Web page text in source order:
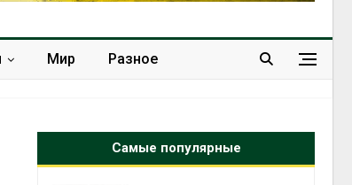
Мир Разное
Самые популярные